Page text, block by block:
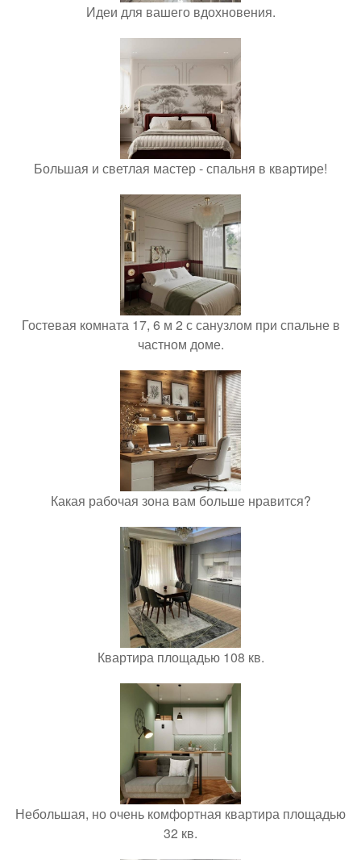
Идеи для вашего вдохновения.
Большая и светлая мастер - спальня в квартире!
Гостевая комната 17, 6 м 2 с санузлом при спальне в
частном доме.
Какая рабочая зона вам больше нравится?
Квартира площадью 108 кв.
Небольшая, но очень комфортная квартира площадью
32 кв.